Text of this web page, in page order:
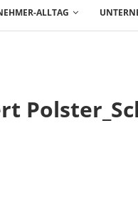
ALLTAG